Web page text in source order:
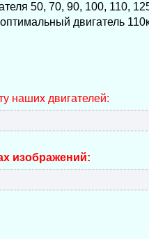
50, 70, 90, 100, 110,
двигатель
наших двигателей:
изображений: